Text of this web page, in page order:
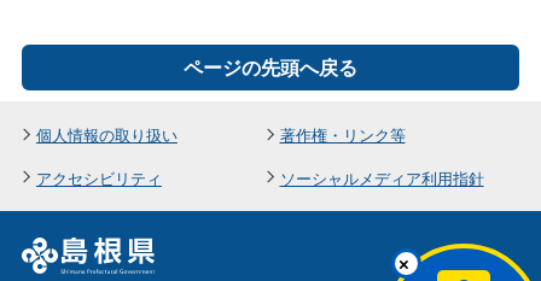
ページの先頭へ戻る
個人情報の取り扱い
著作権・リンク等
アクセシビリティ
ソーシャルメディア利用指針
×